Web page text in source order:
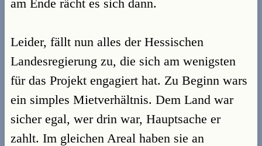
am Ende rächt es sich dann.
Leider, fällt nun alles der Hessischen
Landesregierung zu, die sich am wenigsten
für das Projekt engagiert hat. Zu Beginn wars
ein simples Mietverhältnis. Dem Land war
sicher egal, wer drin war, Hauptsache er
zahlt. Im gleichen Areal haben sie an